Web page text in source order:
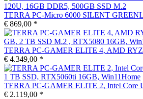
TERRA PC-Micro 6000 SILENT
€ 869,00 *
TERRA PC-GAMER ELITE 4, AMD
€ 4.349,00 *
TERRA PC-GAMER ELITE 2, Intel Core
€ 2.119,00 *